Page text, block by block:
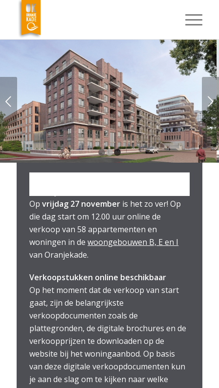
Volgende
1 2 3
Opvrijdag 27 november is het zo ver! Op
die dag start om 12.00 uur online de
verkoop van 58 appartementen en
woningen in dewoongebouwen B, E en I
van Oranjekade.
Verkoopstukken online beschikbaar
Op het moment dat de verkoop van start
gaat, zijn de belangrijkste
verkoopdocumenten zoals de
plattegronden, de digitale brochures en de
verkoopprijzen te downloaden op de
website bij het woningaanbod. Op basis
van deze digitale verkoopdocumenten kun
je aan de slag om te kijken naar welke